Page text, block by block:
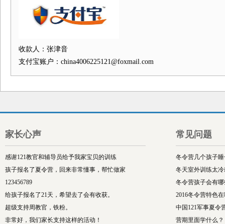
收款人：张津音
支付宝账户：china4006225121@foxmail.com
家长心声
感谢121教官和辅导员给予我家宝贝的训练
孩子报名了夏令营，回来非常懂事，帮忙做家
123456789
给孩子报名了21天，希望去了会有收获。
超级支持周教官，铁粉。
非常好，我们家长支持这样的活动！
常见问题
冬令营几个孩子
冬天室外训练太
冬令营孩子会有
2016冬令营特色
中国121军事夏令
营期里面学什么？